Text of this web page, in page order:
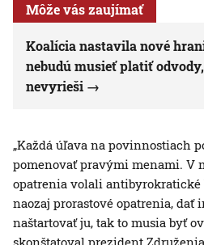
Môže vás zaujímať
Koalícia nastavila nové
nebudú musieť platiť
nevyrieši
„Každá úľava na povinnostiach
pomenovať pravými menami. V
opatrenia volali
naozaj prorastové opatrenia, dať
naštartovať ju, tak to musia byť